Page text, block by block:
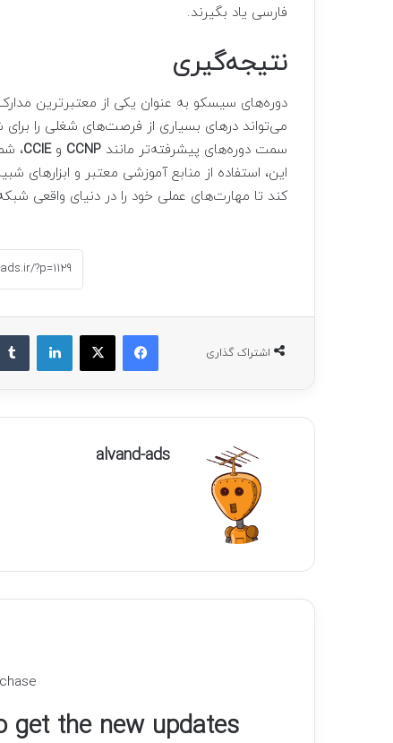
فارسی یاد بگیرند.
نتیجه‌گیری
دوره‌های سیسکو به عنوان یکی از معتبرترین
می‌تواند درهای بسیاری از فرصت‌های شغلی را برای
سمت دوره‌های پیشرفته‌تر مانند CCNP وCCIE،
این، استفاده از منابع آموزشی معتبر و ابزارهای
کند تا مهارت‌های عملی خود را در دنیای واقعی
اشتراک گذاری
فیسبوکایکس
alvand-ads
the new updates!